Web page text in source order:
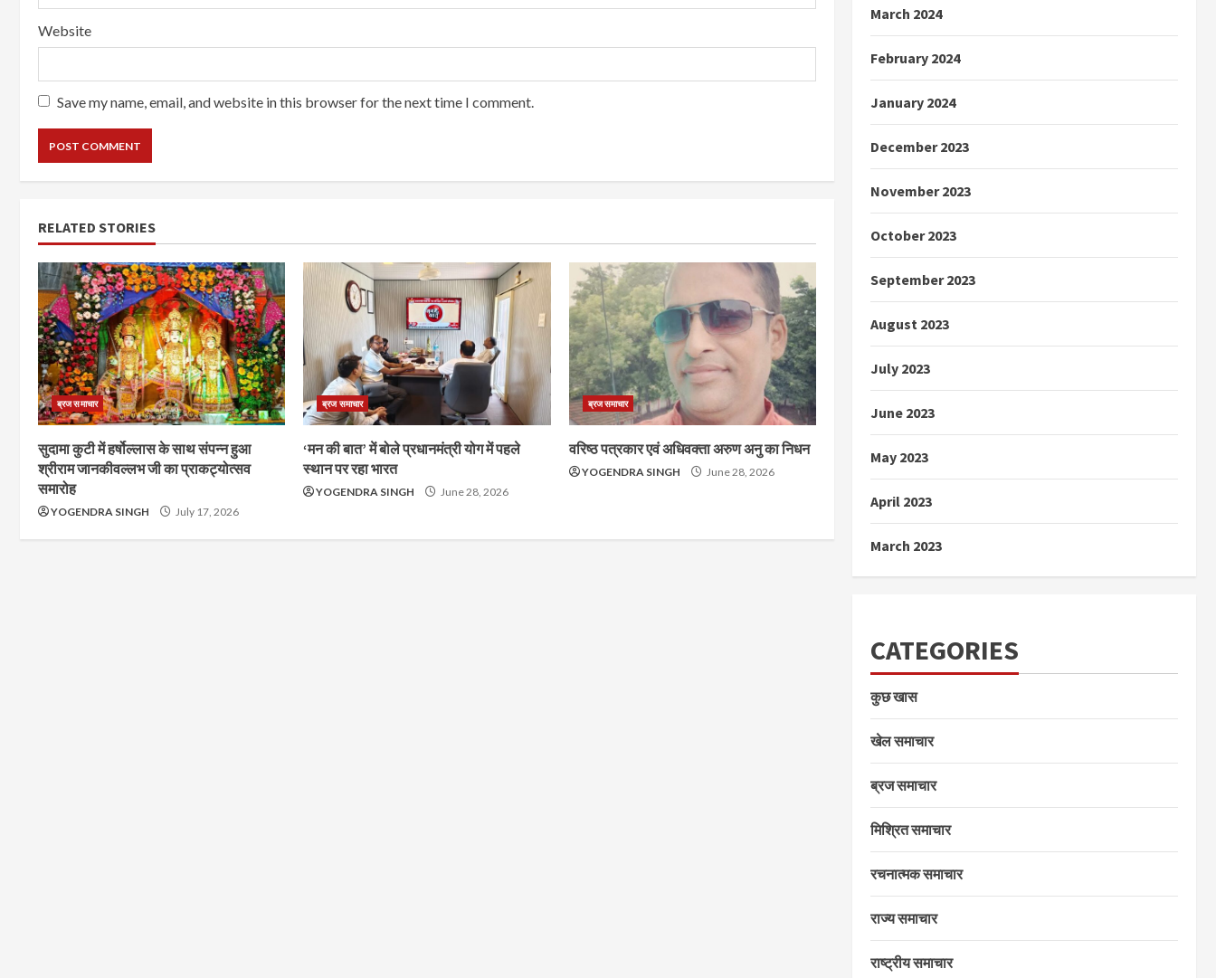
Website
Save my name, email, and website in this browser for the next time I comment.
RELATED STORIES
ब्रज समाचार
सुदामा कुटी में हर्षोल्लास के साथ संपन्न हुआ
श्रीराम जानकीवल्लभ जी का प्राकट्योत्सव
समारोह
YOGENDRA SINGH July 17, 2026
ब्रज समाचार
‘मन की बात’ में बोले प्रधानमंत्री योग में पहले
स्थान पर रहा भारत
YOGENDRA SINGH June 28, 2026
ब्रज समाचार
वरिष्ठ पत्रकार एवं अधिवक्ता अरुण अनु का निधन
YOGENDRA SINGH June 28, 2026
March 2024
February 2024
January 2024
December 2023
November 2023
October 2023
September 2023
August 2023
July 2023
June 2023
May 2023
April 2023
March 2023
CATEGORIES
कुछ खास
खेल समाचार
ब्रज समाचार
मिश्रित समाचार
रचनात्मक समाचार
राज्य समाचार
राष्ट्रीय समाचार